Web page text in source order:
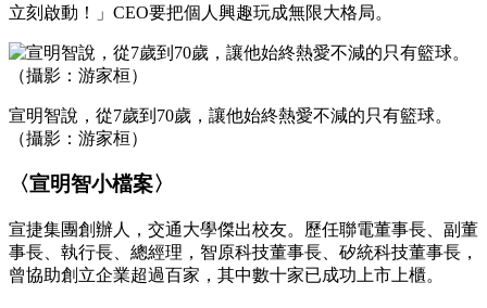
立刻啟動！」CEO要把個人興趣玩成無限大格局。
宣明智說，從7歲到70歲，讓他始終熱愛不減的只有籃球。
（攝影：游家桓）
〈宣明智小檔案〉
宣捷集團創辦人，交通大學傑出校友。歷任聯電董事長、副董
事長、執行長、總經理，智原科技董事長、矽統科技董事長，
曾協助創立企業超過百家，其中數十家已成功上市上櫃。